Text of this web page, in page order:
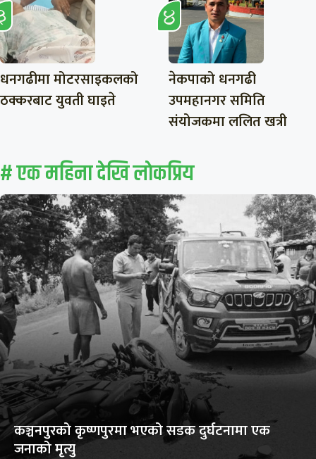
धनगढीमा मोटरसाइकलको
ठक्करबाट युवती घाइते
नेकपाको धनगढी
उपमहानगर समिति
संयोजकमा ललित खत्री
# एक महिना देखि लाेकप्रिय
कञ्चनपुरको कृष्णपुरमा भएको सडक दुर्घटनामा एक
जनाको मृत्यु